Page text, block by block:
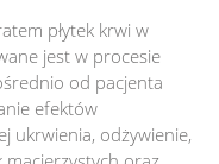
płytek krwi w
jest w procesie
od pacjenta
efektów
ukrwienia, odżywienie,